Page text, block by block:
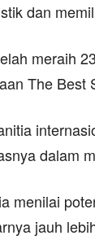
dan
meraih
The Best
dalam
menilai
jauh